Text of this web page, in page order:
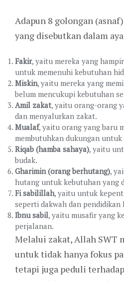
Adapun 8 golongan
yang disebutkan dalam
Fakir, yaitu mereka yang
untuk memenuhi kebutuhan
Miskin, yaitu mereka yang
belum mencukupi kebutuhan
Amil zakat, yaitu orang-orang
dan menyalurkan zakat.
Mualaf, yaitu orang yang baru
membutuhkan dukungan
Riqab (hamba sahaya), yaitu
budak.
Gharimin (orang berhutang),
hutang untuk kebutuhan yang
Fi sabilillah, yaitu untuk
seperti dakwah dan pendidikan
Ibnu sabil, yaitu musafir yang
perjalanan.
Melalui zakat, Allah SWT
untuk tidak hanya fokus
tetapi juga peduli